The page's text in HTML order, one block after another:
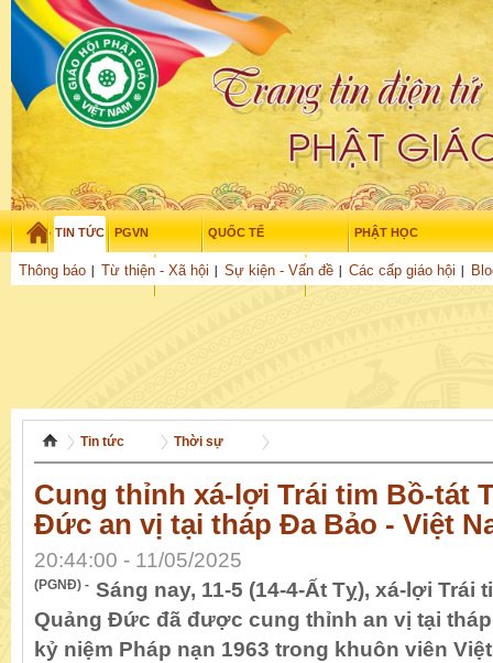
TIN TỨC
Thông báo Từ thiện - Xã hội Sự kiện - Vấn đề Các cấp giáo hội
PGVN QUỐC TẾ PHẬT HỌC
THỜI ĐẠI TUỔI TRẺ NGHIÊN CỨU
Thứ sáu - 7/08/2026 – 18: 09:49
Tin tức Thời sự
Cung thỉnh xá-lợi Trái tim Bồ-tát
Đức an vị tại tháp Đa Bảo - Việt
20:44:00 - 11/05/2025
(PGNĐ) - Sáng nay, 11-5 (14-4-Ất Tỵ), xá-lợi Trái
Quảng Đức đã được cung thỉnh an vị tại
kỷ niệm Pháp nạn 1963 trong khuôn viên